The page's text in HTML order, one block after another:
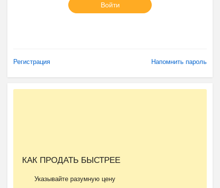
Войти
Регистрация Напомнить пароль
КАК ПРОДАТЬ БЫСТРЕЕ
Указывайте разумную цену